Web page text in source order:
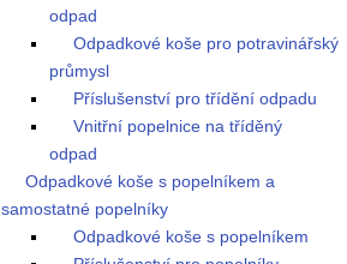
odpad
Odpadkové koše pro potravinářský
průmysl
Příslušenství pro třídění odpadu
Vnitřní popelnice na tříděný
odpad
Odpadkové koše s popelníkem a
samostatné popelníky
Odpadkové koše s popelníkem